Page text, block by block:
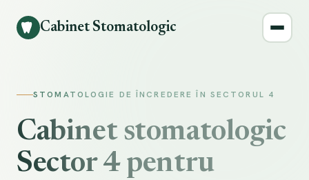
Cabinet Stomatologic
STOMATOLOGIE DE ÎNCREDERE ÎN SECTORUL 4
Cabinet stomatologic
Sector 4 pentru